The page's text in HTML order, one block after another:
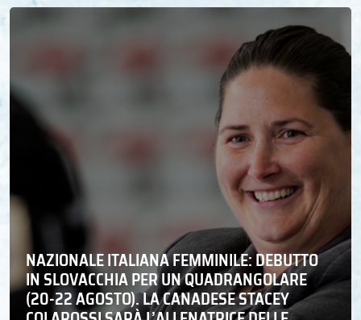
NAZIONALE ITALIANA FEMMINILE: DEBUTTO
IN SLOVACCHIA PER UN QUADRANGOLARE
(20-22 AGOSTO). LA CANADESE STACEY